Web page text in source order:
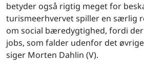
betyder også rigtig meget for
turismeerhvervet spiller en særlig
om social bæredygtighed, fordi
jobs, som falder udenfor det
siger Morten Dahlin (V).